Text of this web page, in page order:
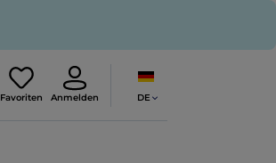
Favoriten Anmelden DE